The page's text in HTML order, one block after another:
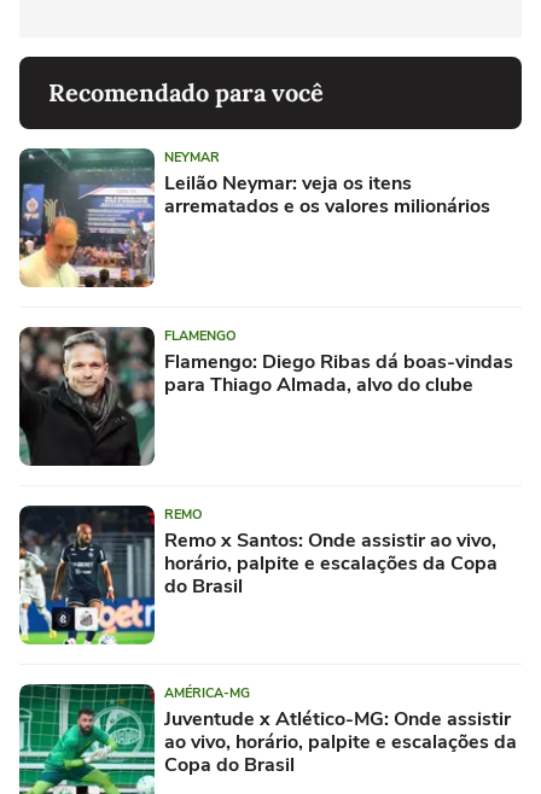
Recomendado para você
NEYMAR
Leilão Neymar: veja os itens
arrematados e os valores milionários
FLAMENGO
Flamengo: Diego Ribas dá boas-vindas
para Thiago Almada, alvo do clube
REMO
Remo x Santos: Onde assistir ao vivo,
horário, palpite e escalações da Copa
do Brasil
AMÉRICA-MG
Juventude x Atlético-MG: Onde assistir
ao vivo, horário, palpite e escalações da
Copa do Brasil